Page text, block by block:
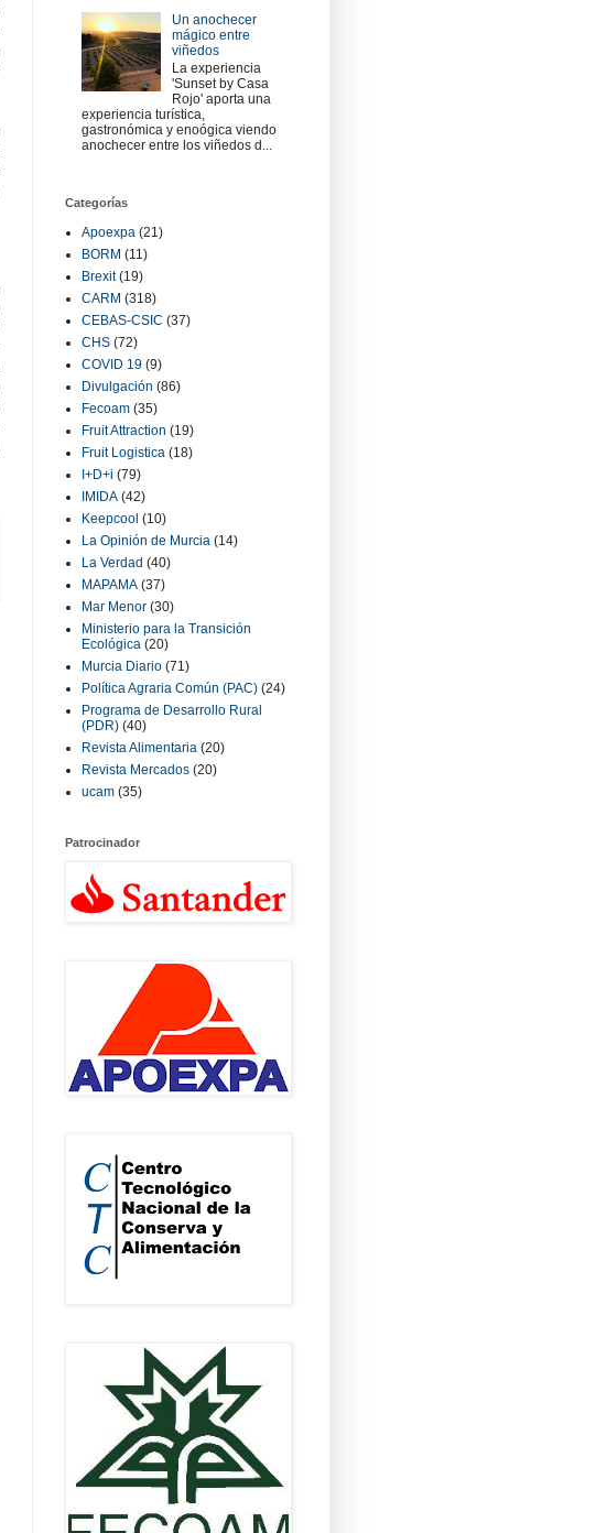
Un anochecer
mágico entre
viñedos
La experiencia
'Sunset by Casa
Rojo' aporta una
experiencia turística,
gastronómica y enoógica viendo
anochecer entre los viñedos d...
Categorías
Apoexpa (21)
BORM (11)
Brexit (19)
CARM (318)
CEBAS-CSIC (37)
CHS (72)
COVID 19 (9)
Divulgación (86)
Fecoam (35)
Fruit Attraction (19)
Fruit Logistica (18)
I+D+i (79)
IMIDA (42)
Keepcool (10)
La Opinión de Murcia (14)
La Verdad (40)
MAPAMA (37)
Mar Menor (30)
Ministerio para la Transición
Ecológica (20)
Murcia Diario (71)
Política Agraria Común (PAC) (24)
Programa de Desarrollo Rural
(PDR) (40)
Revista Alimentaria (20)
Revista Mercados (20)
ucam (35)
Patrocinador